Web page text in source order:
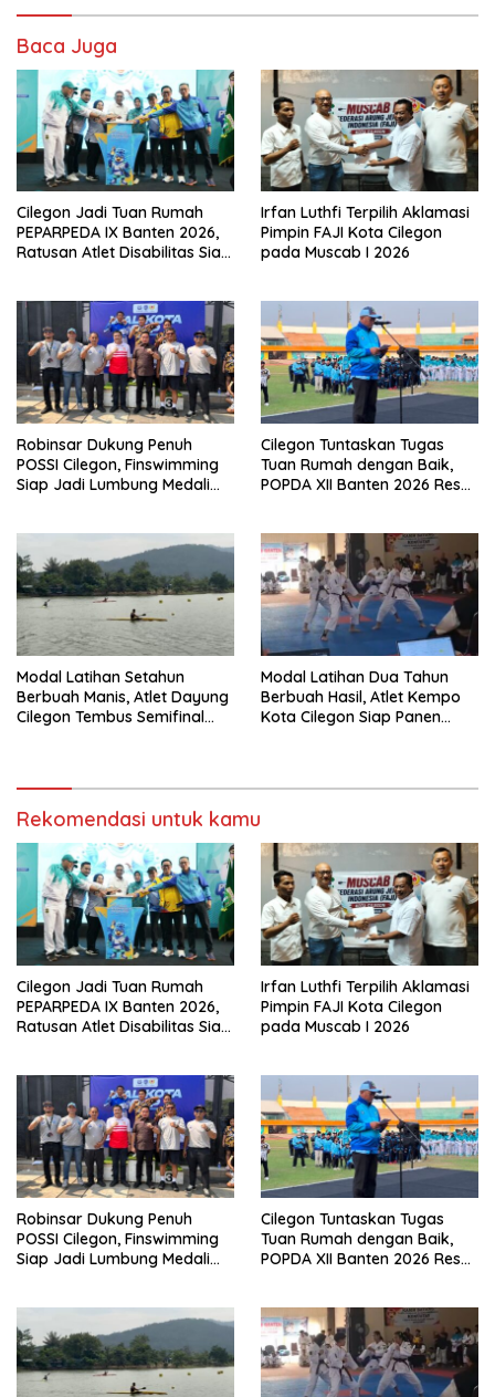
Baca Juga
Cilegon Jadi Tuan Rumah
PEPARPEDA IX Banten 2026,
Ratusan Atlet Disabilitas Siap
Irfan Luthfi Terpilih Aklamasi
Pimpin FAJI Kota Cilegon
pada Muscab I 2026
Robinsar Dukung Penuh
POSSI Cilegon, Finswimming
Siap Jadi Lumbung Medali
Cilegon Tuntaskan Tugas
Tuan Rumah dengan Baik,
POPDA XII Banten 2026 Resmi
Modal Latihan Setahun
Berbuah Manis, Atlet Dayung
Cilegon Tembus Semifinal
Modal Latihan Dua Tahun
Berbuah Hasil, Atlet Kempo
Kota Cilegon Siap Panen
Rekomendasi untuk kamu
Cilegon Jadi Tuan Rumah
PEPARPEDA IX Banten 2026,
Ratusan Atlet Disabilitas Siap
Irfan Luthfi Terpilih Aklamasi
Pimpin FAJI Kota Cilegon
pada Muscab I 2026
Robinsar Dukung Penuh
POSSI Cilegon, Finswimming
Siap Jadi Lumbung Medali
Cilegon Tuntaskan Tugas
Tuan Rumah dengan Baik,
POPDA XII Banten 2026 Resmi